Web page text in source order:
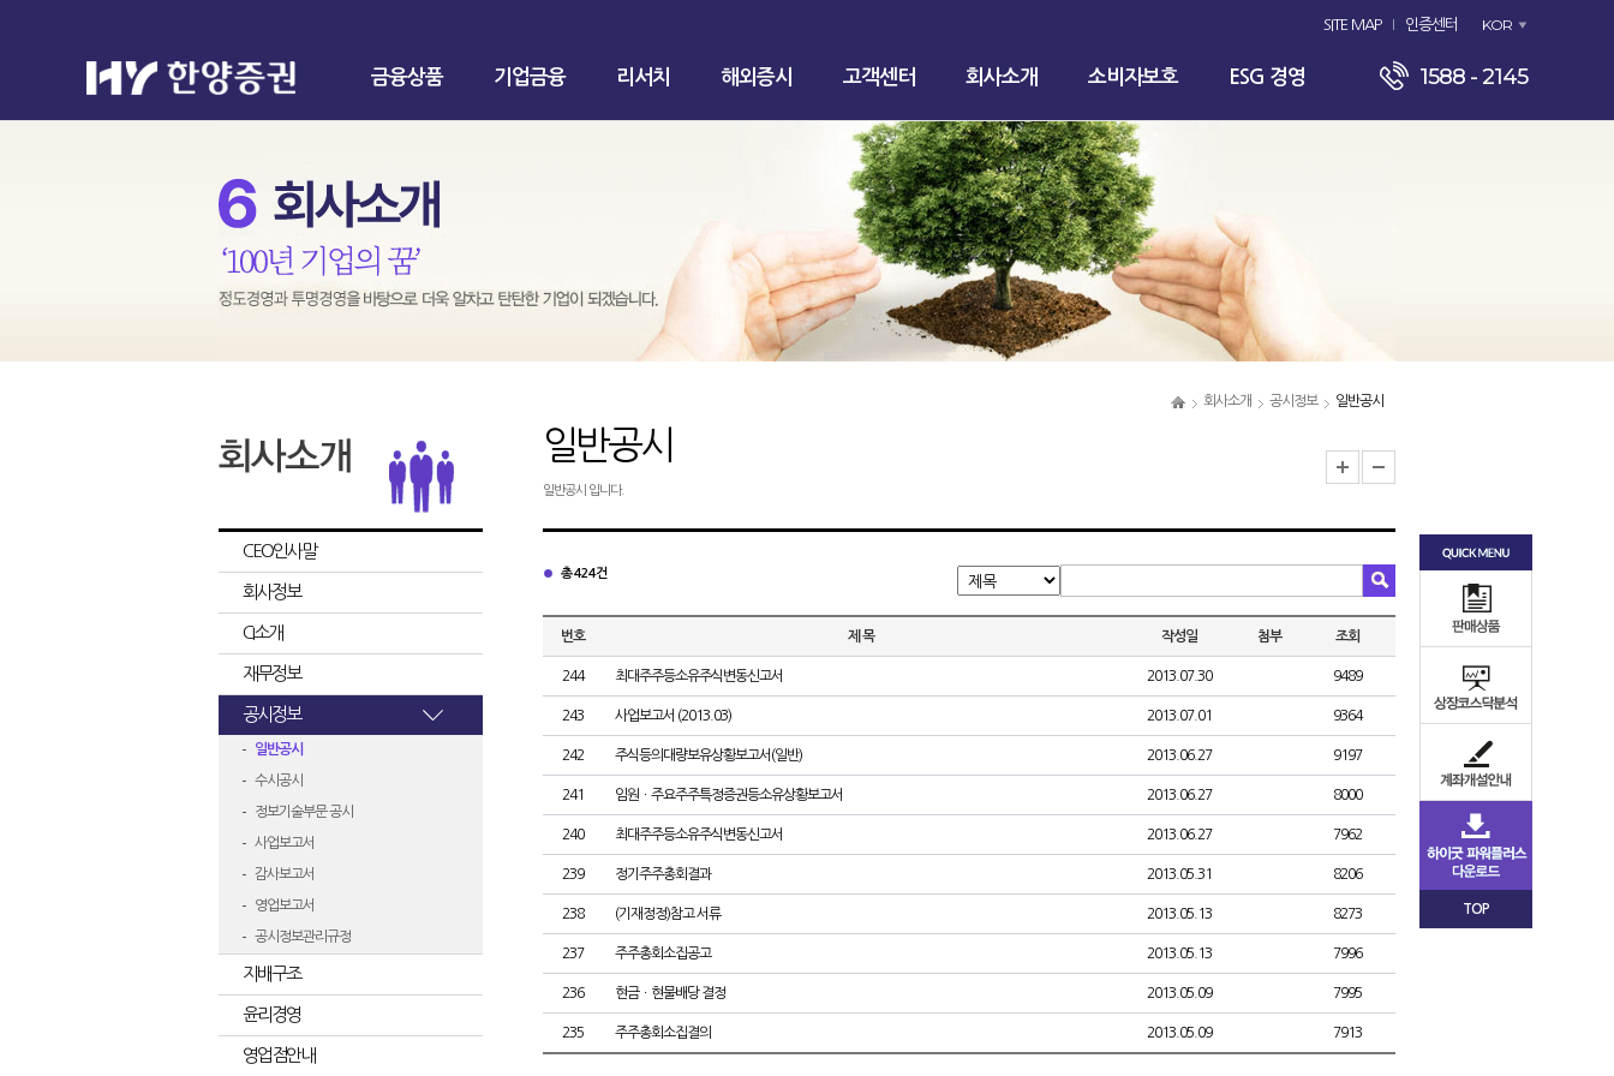
SITE MAP 인증센터 KOR
금융상품 기업금융 리서치 해외증시 고객센터 회사소개 소비자보호 ESG 경영 1588 - 2145
회사소개 공시정보 일반공시
CEO인사말
회사정보
CI소개
재무정보
공시정보
일반공시
수시공시
정보기술부문 공시
사업보고서
감사보고서
영업보고서
공시정보관리규정
지배구조
윤리경영
영업점안내
일반공시
일반공시 입니다.
총 424건
번호 제 목 작성일 첨부 조회
244 최대주주등소유주식변동신고서 2013.07.30 9489
243 사업보고서 (2013.03) 2013.07.01 9364
242 주식등의대량보유상황보고서(일반) 2013.06.27 9197
241 임원ㆍ주요주주특정증권등소유상황보고서 2013.06.27 8000
240 최대주주등소유주식변동신고서 2013.06.27 7962
239 정기주주총회결과 2013.05.31 8206
238 (기재정정)참고 서류 2013.05.13 8273
237 주주총회소집공고 2013.05.13 7996
236 현금ㆍ현물배당 결정 2013.05.09 7995
235 주주총회소집결의 2013.05.09 7913
TOP